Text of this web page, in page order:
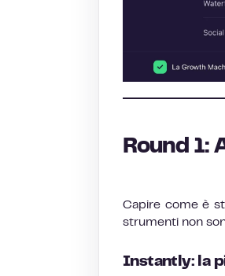
Round 1:
Capire come è
strumenti non
Instantly: la